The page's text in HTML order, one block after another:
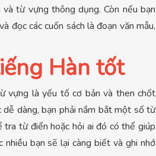
từ vựng thông dụng. Còn nếu bạn
đọc các cuốn sách là đoạn văn mẫu,
Hàn tốt
vựng là yếu tố cơ bản và then chốt
dàng, bạn phải nắm bắt một số từ
tra từ điển hoặc hỏi ai đó có thể giúp
bạn sẽ lại càng biết và ghi nhớ